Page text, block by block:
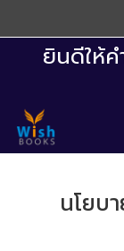
ยินดีให้
นโยบ